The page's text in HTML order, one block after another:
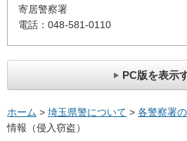
寄居警察署
電話：048-581-0110
PC版を表示
ホーム > 埼玉県警について > 各警察署
情報（侵入窃盗）